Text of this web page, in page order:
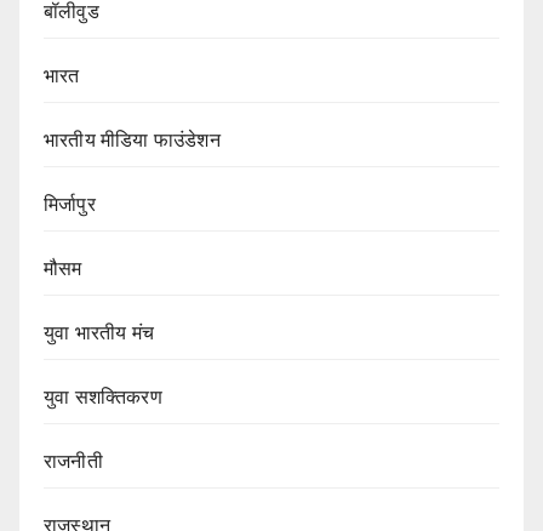
बॉलीवुड
भारत
भारतीय मीडिया फाउंडेशन
मिर्जापुर
मौसम
युवा भारतीय मंच
युवा सशक्तिकरण
राजनीती
राजस्थान